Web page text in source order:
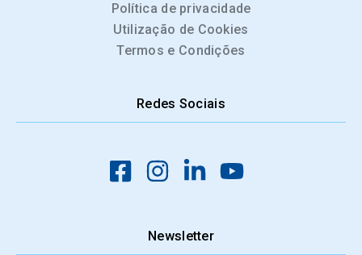
Política de privacidade
Utilização de Cookies
Termos e Condições
Redes Sociais
Newsletter